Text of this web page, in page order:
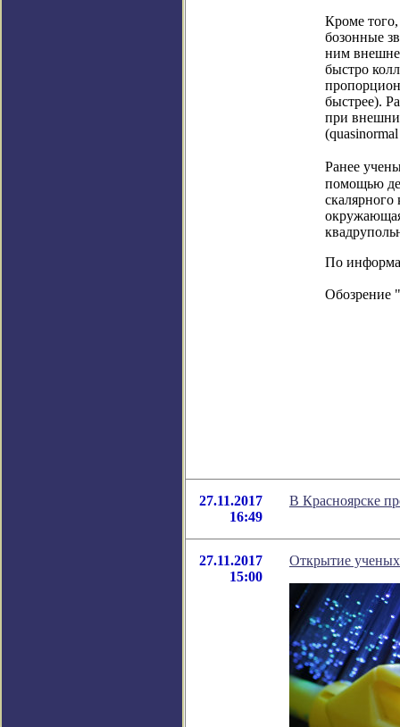
Кроме
бозонные
ним
быстро
быстрее).
при
Ранее
помощью
По
Обозрение "
27.11.2017
16:49
В Красноярске
27.11.2017
15:00
Открытие